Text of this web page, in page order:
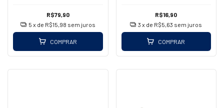
R$79,90
5 x de R$15,98 sem juros
COMPRAR
R$16,90
3 x de R$5,63 sem juros
COMPRAR